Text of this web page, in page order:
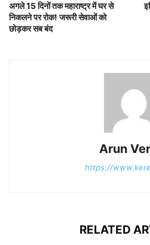
अगले 15 दिनों तक महाराष्ट्र में घर से
निकलने पर रोक! जरूरी सेवाओं को
छोड़कर सब बंद
Arun
https://
RELATED